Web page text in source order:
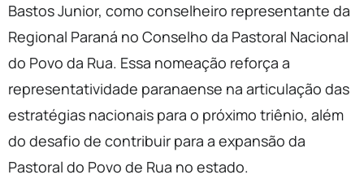
Bastos Junior, como conselheiro representante da
Regional Paraná no Conselho da Pastoral Nacional
do Povo da Rua. Essa nomeação reforça a
representatividade paranaense na articulação das
estratégias nacionais para o próximo triênio, além
do desafio de contribuir para a expansão da
Pastoral do Povo de Rua no estado.